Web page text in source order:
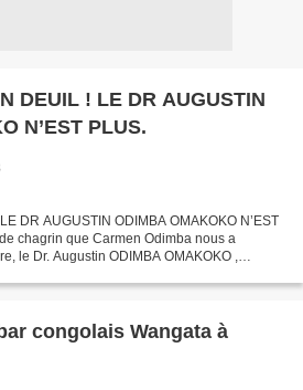
DEUIL ! LE DR AUGUSTIN
N’EST PLUS.
DR AUGUSTIN ODIMBA OMAKOKO N’EST
chagrin que Carmen Odimba nous a
le Dr. Augustin ODIMBA OMAKOKO ,
congolais Wangata à